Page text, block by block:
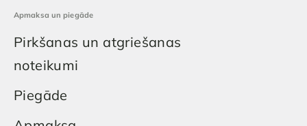
Apmaksa un piegāde
Pirkšanas un atgriešanas
noteikumi
Piegāde